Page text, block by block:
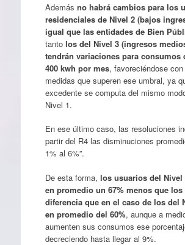
Además no habrá cambios para los
residenciales de Nivel 2 (bajos
igual que las entidades de Bien
tanto los del Nivel 3 (ingresos
tendrán variaciones para consumos
400 kwh por mes, favoreciéndose
medidas que superen ese umbral, ya
excedente se computa del mismo
Nivel 1.
En ese último caso, las resoluciones
partir del R4 las disminuciones
1% al 6%”.
De esta forma, los usuarios del Nivel
en promedio un 67% menos que los
diferencia que en el caso de los del
en promedio del 60%, aunque a
aumenten sus consumos ese
decreciendo hasta llegar al 9%.